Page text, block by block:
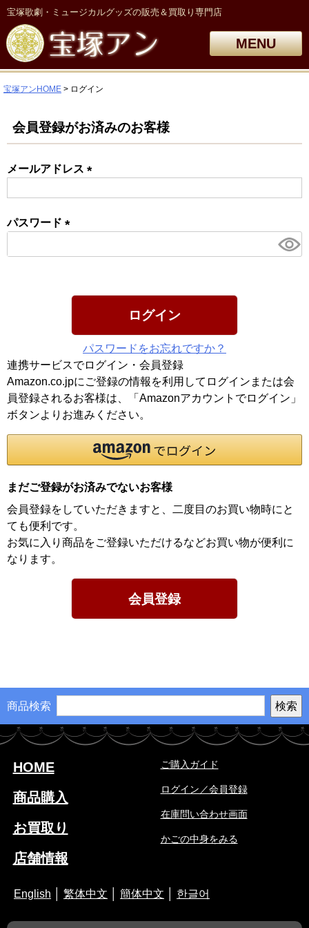
宝塚歌劇・ミュージカルグッズの販売＆買取り専門店
MENU
宝塚アンHOME ログイン
会員登録がお済みのお客様
メールアドレス
パスワード
須)
ログイン
パスワードをお忘れですか？
連携サービスでログイン・会員登録
Amazon.co.jpにご登録の情報を利用してログインまたは会
員登録されるお客様は、「Amazonアカウントでログイン」
ボタンよりお進みください。
まだご登録がお済みでないお客様
会員登録をしていただきますと、二度目のお買い物時にと
ても便利です。
お気に入り商品をご登録いただけるなどお買い物が便利に
なります。
会員登録
商品検索
HOME
商品購入
お買取り
店舗情報
ご購入ガイド
ログイン／会員登録
在庫問い合わせ画面
かごの中身をみる
English 繁体中文 簡体中文 한글어